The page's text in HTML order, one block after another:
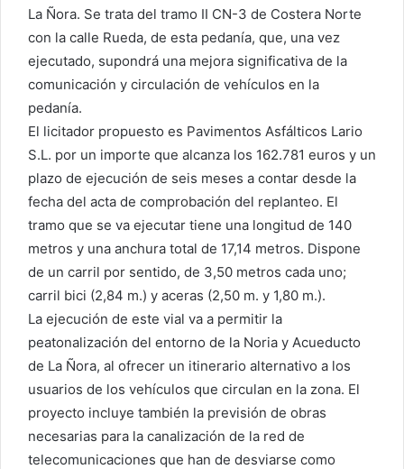
La Ñora. Se trata del tramo II CN-3 de Costera Norte
con la calle Rueda, de esta pedanía, que, una vez
ejecutado, supondrá una mejora significativa de la
comunicación y circulación de vehículos en la
pedanía.
El licitador propuesto es Pavimentos Asfálticos Lario
S.L. por un importe que alcanza los 162.781 euros y un
plazo de ejecución de seis meses a contar desde la
fecha del acta de comprobación del replanteo. El
tramo que se va ejecutar tiene una longitud de 140
metros y una anchura total de 17,14 metros. Dispone
de un carril por sentido, de 3,50 metros cada uno;
carril bici (2,84 m.) y aceras (2,50 m. y 1,80 m.).
La ejecución de este vial va a permitir la
peatonalización del entorno de la Noria y Acueducto
de La Ñora, al ofrecer un itinerario alternativo a los
usuarios de los vehículos que circulan en la zona. El
proyecto incluye también la previsión de obras
necesarias para la canalización de la red de
telecomunicaciones que han de desviarse como